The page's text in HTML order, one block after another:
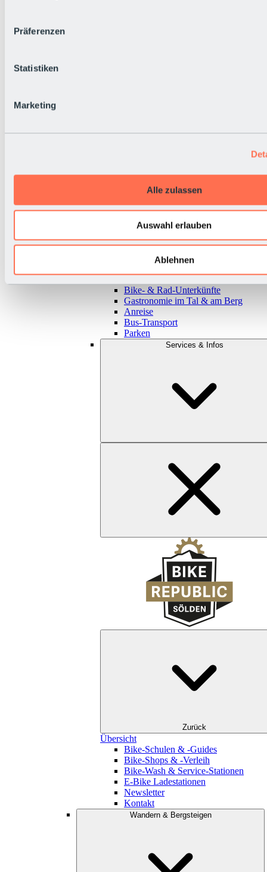
Präferenzen
Statistiken
Marketing
Alle zulassen
Auswahl erlauben
Ablehnen
Zurück
Bike- & Rad-Unterkünfte
Gastronomie im Tal & am Berg
Anreise
Bus-Transport
Parken
Services & Infos
Zurück
Übersicht
Bike-Schulen & -Guides
Bike-Shops & -Verleih
Bike-Wash & Service-Stationen
E-Bike Ladestationen
Newsletter
Kontakt
Wandern & Bergsteigen